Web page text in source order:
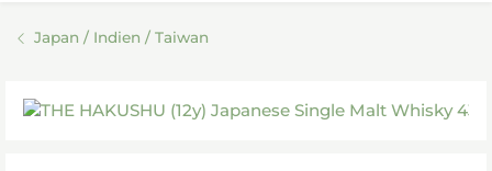
Japan / Indien / Taiwan